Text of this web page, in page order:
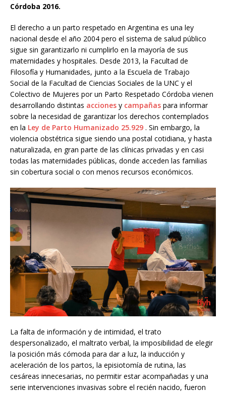
Córdoba 2016.
El derecho a un parto respetado en Argentina es una ley
nacional desde el año 2004 pero el sistema de salud público
sigue sin garantizarlo ni cumplirlo en la mayoría de sus
maternidades y hospitales. Desde 2013, la Facultad de
Filosofía y Humanidades, junto a la Escuela de Trabajo
Social de la Facultad de Ciencias Sociales de la UNC y el
Colectivo de Mujeres por un Parto Respetado Córdoba vienen
desarrollando distintas acciones y campañas para informar
sobre la necesidad de garantizar los derechos contemplados
en la Ley de Parto Humanizado 25.929 . Sin embargo, la
violencia obstétrica sigue siendo una postal cotidiana, y hasta
naturalizada, en gran parte de las clínicas privadas y en casi
todas las maternidades públicas, donde acceden las familias
sin cobertura social o con menos recursos económicos.
La falta de información y de intimidad, el trato
despersonalizado, el maltrato verbal, la imposibilidad de elegir
la posición más cómoda para dar a luz, la inducción y
aceleración de los partos, la episiotomía de rutina, las
cesáreas innecesarias, no permitir estar acompañadas y una
serie intervenciones invasivas sobre el recién nacido, fueron